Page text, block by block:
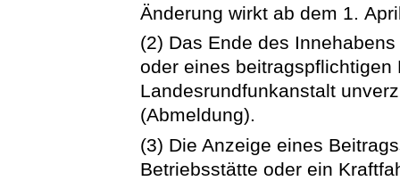
Änderung wirkt ab dem 1.
(2) Das Ende des
oder eines
Landesrundfunkanstalt
(Abmeldung).
(3) Die Anzeige eines
Betriebsstätte oder ein